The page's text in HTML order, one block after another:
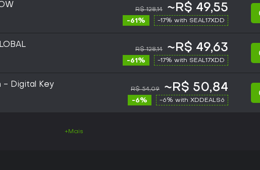
R$ 128,14 ~R$ 49,55
-61% -17% with SEAL17XDD
R$ 128,14 ~R$ 49,63
-61% -17% with SEAL17XDD
- Digital Key
R$ 54,09 ~R$ 50,84
-6% -6% with XDDEALS6
+Mais